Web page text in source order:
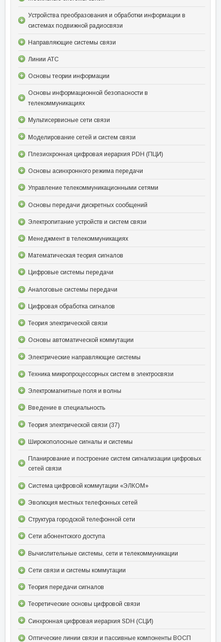
Устройства преобразования и обработки информации в
системах подвижной радиосвязи
Направляющие системы связи
Линии АТС
Основы теории информации
Основы информационной безопасности в
телекоммуникациях
Мультисервисные сети связи
Моделирование сетей и систем связи
Плезиохронная цифровая иерархия PDH (ПЦИ)
Основы асинхронного режима передачи
Управление телекоммуникационными сетями
Основы передачи дискретных сообщений
Электропитание устройств и систем связи
Менеджмент в телекоммуникациях
Математическая теория сигналов
Цифровые системы передачи
Аналоговые системы передачи
Цифровая обработка сигналов
Теория электрической связи
Основы автоматической коммутации
Электрические направляющие системы
Техника микропроцессорных систем в электросвязи
Электромагнитные поля и волны
Введение в специальность
Теория электрической связи (37)
Широкополосные сигналы и системы
Планирование и построение систем сигнализации цифровых
сетей связи
Система цифровой коммутации «ЭЛКОМ»
Эволюция местных телефонных сетей
Структура городской телефонной сети
Сети абонентского доступа
Вычислительные системы, сети и телекоммуникации
Сети связи и системы коммутации
Теория передачи сигналов
Теоретические основы цифровой связи
Синхронная цифровая иерархия SDH (СЦИ)
Оптические линии связи и пассивные компоненты ВОСП